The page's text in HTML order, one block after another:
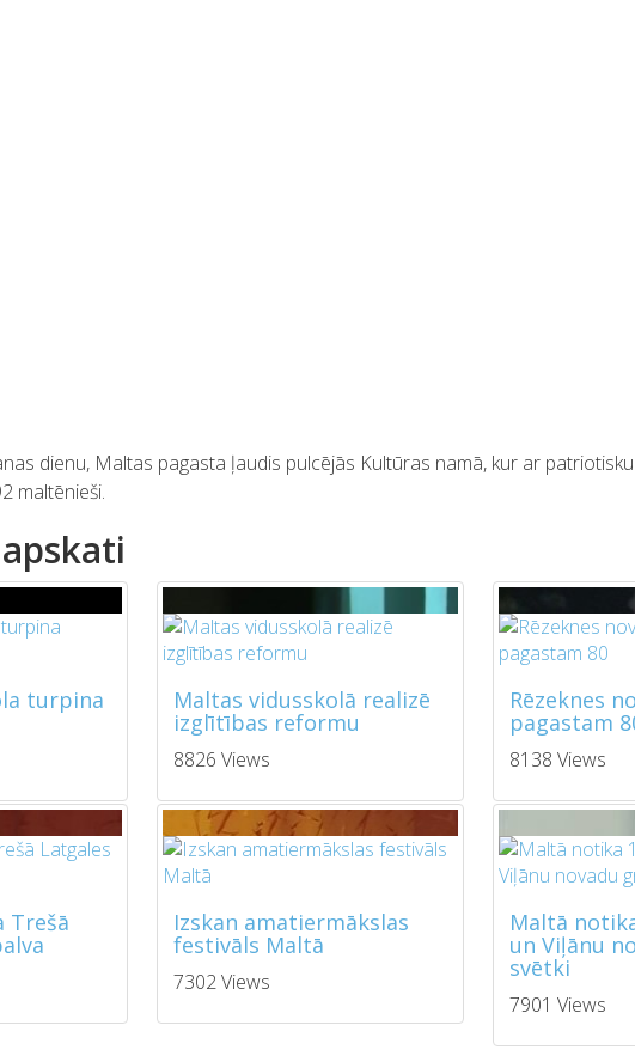
dienu, Maltas pagasta ļaudis pulcējās Kultūras namā, kur ar
maltēnieši.
turpina Maltas vidusskolā realizē
izglītības reformu
8826 Views
Rēzeknes
pagastam
8138 Views
Trešā Izskan amatiermākslas
festivāls Maltā
7302 Views
Maltā
un Viļānu
svētki
7901 Views